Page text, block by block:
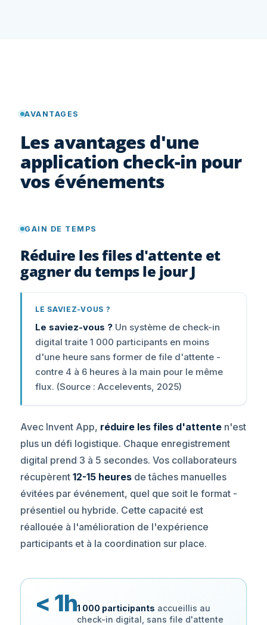
AVANTAGES
Les avantages d'une
application check-in pour
vos événements
GAIN DE TEMPS
Réduire les files d'attente et
gagner du temps le jour J
LE SAVIEZ-VOUS ?
Le saviez-vous ? Un système de check-in
digital traite 1 000 participants en moins
d'une heure sans former de file d'attente -
contre 4 à 6 heures à la main pour le même
flux. (Source : Accelevents, 2025)
Avec Invent App, réduire les files d'attente n'est
plus un défi logistique. Chaque enregistrement
digital prend 3 à 5 secondes. Vos collaborateurs
récupèrent 12-15 heures de tâches manuelles
évitées par événement, quel que soit le format -
présentiel ou hybride. Cette capacité est
réallouée à l'amélioration de l'expérience
participants et à la coordination sur place.
< 1h1 000 participants accueillis au
check-in digital, sans file d'attente